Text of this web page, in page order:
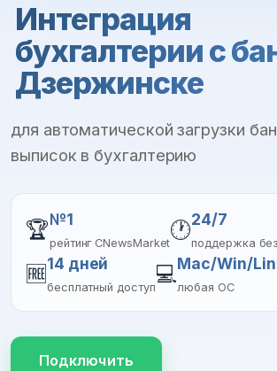
Интеграция
бухгалтерии с
Дзержинске
для автоматической загрузки
выписок в бухгалтерию
🏆№1
рейтинг CNewsMarket
🕐24/7
поддержка
🆓14 дней
бесплатный доступ
💻Mac/Win/
любая ОС
Подключить